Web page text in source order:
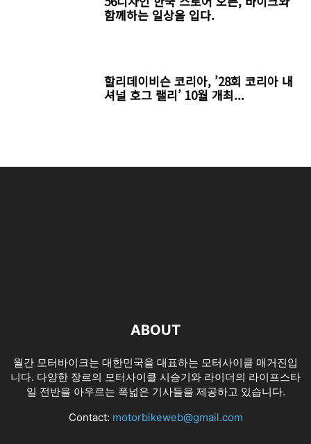
함께하는 일상을 입다.
할리데이비슨 코리아, ’28회 코리아 내
셔널 호그 랠리’ 10월 개최...
ABOUT
월간 모터바이크는 대한민국을 대표하는 모터사이클 매거진입
니다. 다양한 장르의 모터사이클 시승기와 라이더의 라이프스타
일 전반을 아우르는 폭넓은 기사들을 제공하고 있습니다.
Contact: motorbikeweb@gmail.com